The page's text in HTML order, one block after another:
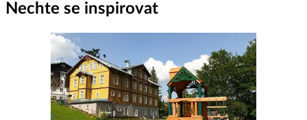
Nechte se inspirovat